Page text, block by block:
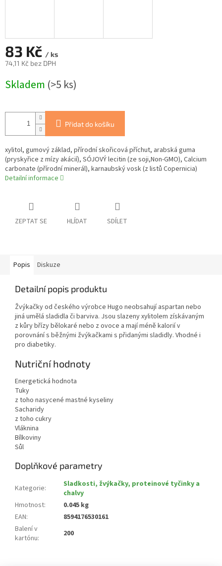
83 Kč / ks
74,11 Kč bez DPH
cena:
Skladem (>5 ks)
Přidat do košíku
xylitol, gumový základ, přírodní skořicová příchut, arabská guma
(pryskyřice z mízy akácií), SÓJOVÝ lecitin (ze soji,Non-GMO), Calcium
carbonate (přírodní minerál), karnaubský vosk (z listů Copernicia)
Detailní informace
ZEPTAT SE HLÍDAT SDÍLET
Popis Diskuze
Detailní popis produktu
Žvýkačky od českého výrobce Hugo neobsahují aspartan nebo
jiná umělá sladidla či barviva. Jsou slazeny xylitolem získávaným
z kůry břízy bělokaré nebo z ovoce a mají méně kalorií v
porovnání s běžnými žvýkačkami s přidanými sladidly. Vhodné i
pro diabetiky.
Nutriční hodnoty
Energetická hodnota
Tuky
z toho nasycené mastné kyseliny
Sacharidy
z toho cukry
Vláknina
Bílkoviny
Sůl
Doplňkové parametry
Kategorie:
Sladkosti, žvýkačky, proteinové tyčinky a
chalvy
Hmotnost:
0.045 kg
EAN:
8594176530161
Balení v
kartónu: 200